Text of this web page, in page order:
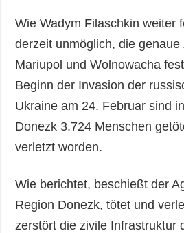
Wie Wadym Filaschkin weiter
derzeit unmöglich, die
Mariupol und Wolnowacha
Beginn der Invasion der
Ukraine am 24. Februar sind
Donezk 3.724 Menschen
verletzt worden.
Wie berichtet, beschießt der
Region Donezk, tötet und
zerstört die zivile Infrastruktur